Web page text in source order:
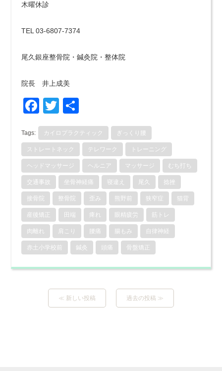
木曜休診
TEL 03-6807-7374
尾久銀座整骨院・鍼灸院・整体院
院長 井上成美
Facebook
Twitter
有
Tags: カイロプラクティック ぎっくり腰
ストレートネック テレワーク トレーニング
ヘッドマッサージ ヘルニア マッサージ むち打ち
交通事故 坐骨神経痛 寝違え 尾久 捻挫
接骨院 整骨院 歪み 熊野前 狭窄症 猫背
産後矯正 田端 痺れ 眼精疲労 筋トレ
肉離れ 肩こり 腰痛 腸もみ 自律神経
赤土小学校前 鍼灸 頭痛 骨盤矯正
≪ 新しい投稿 過去の投稿 ≫